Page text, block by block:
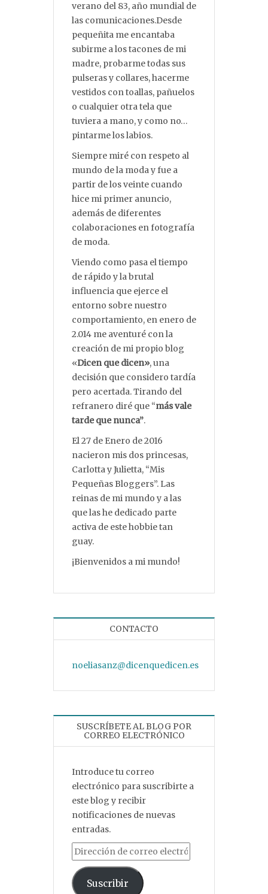
verano del 83, año mundial de
las comunicaciones.Desde
pequeñita me encantaba
subirme a los tacones de mi
madre, probarme todas sus
pulseras y collares, hacerme
vestidos con toallas, pañuelos
o cualquier otra tela que
tuviera a mano, y como no…
pintarme los labios.
Siempre miré con respeto al
mundo de la moda y fue a
partir de los veinte cuando
hice mi primer anuncio,
además de diferentes
colaboraciones en fotografía
de moda.
Viendo como pasa el tiempo
de rápido y la brutal
influencia que ejerce el
entorno sobre nuestro
comportamiento, en enero de
2.014 me aventuré con la
creación de mi propio blog
«Dicen que dicen», una
decisión que considero tardía
pero acertada. Tirando del
refranero diré que “más vale
tarde que nunca”.
El 27 de Enero de 2016
nacieron mis dos princesas,
Carlotta y Julietta, “Mis
Pequeñas Bloggers”. Las
reinas de mi mundo y a las
que las he dedicado parte
activa de este hobbie tan
guay.
¡Bienvenidos a mi mundo!
CONTACTO
noeliasanz@dicenquedicen.es
SUSCRÍBETE AL BLOG POR
CORREO ELECTRÓNICO
Introduce tu correo
electrónico para suscribirte a
este blog y recibir
notificaciones de nuevas
entradas.
Dirección de correo electrónico
Suscribir